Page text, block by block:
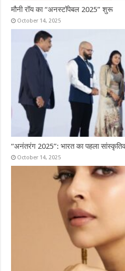
मौनी रॉय का “अनस्टॉपेबल 2025” शुरू
October 14, 2025
“अनंतरंग 2025”: भारत का पहला
October 14, 2025